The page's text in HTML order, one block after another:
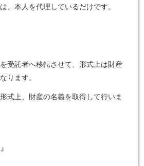
、本人を代理しているだけです。
受託者へ移転させて、形式上は財産
ります。
式上、財産の名義を取得して行いま